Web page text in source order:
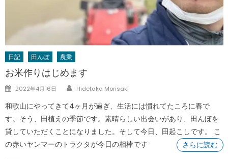
日記 田んぼ 農業
お米作りはじめます
Posted
2022年4月16日 Author
Hidetaka Morisaki
和歌山にやってきて4ヶ月が過ぎ、生活には慣れてたころに春で
す。そう、田植えの季節です。素晴らしい出会いがあり、田んぼを
貸していただくことになりました。そして今日、田起こしです。 こ
の赤いヤンマーのトラクタが今日の相棒です
さらに読む